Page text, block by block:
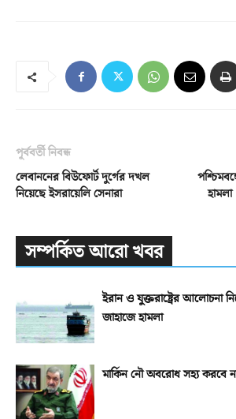
পূর্ববর্তী নিবন্ধ
লেবাননের বিউফোর্ট দুর্গের দখল
নিয়েছে ইসরায়েলি সেনারা
সম্পর্কিত আরো খবর
ইরান ও যুক্তরাষ্ট্রের আলোচনা
জাহাজে হামলা
মার্কিন নৌ অবরোধ সহ্য করবে